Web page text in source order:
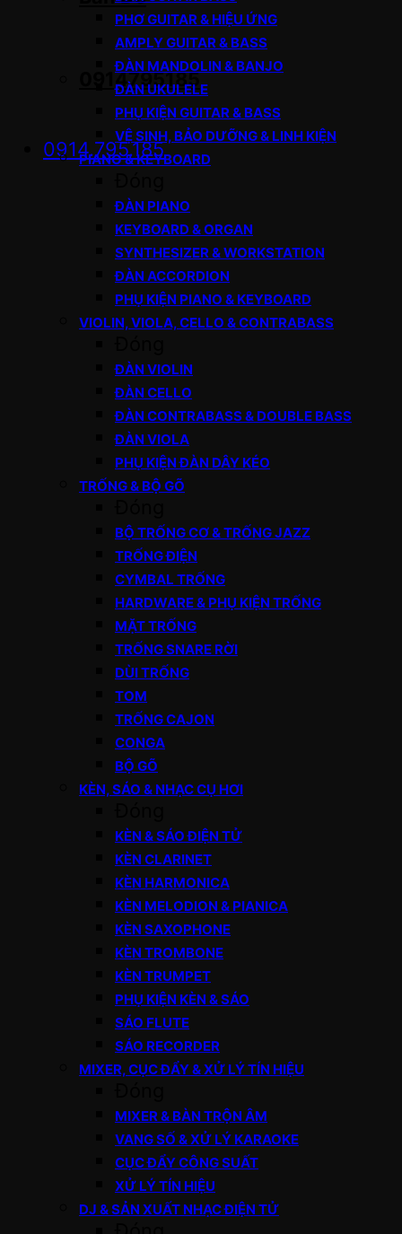
0914795185
0914.795.185
PHƠ GUITAR & HIỆU ỨNG
AMPLY GUITAR & BASS
ĐÀN MANDOLIN & BANJO
ĐÀN UKULELE
PHỤ KIỆN GUITAR & BASS
VỆ SINH, BẢO DƯỠNG & LINH KIỆN
PIANO & KEYBOARD
ĐÀN PIANO
KEYBOARD & ORGAN
SYNTHESIZER & WORKSTATION
ĐÀN ACCORDION
PHỤ KIỆN PIANO & KEYBOARD
VIOLIN, VIOLA, CELLO & CONTRABASS
ĐÀN VIOLIN
ĐÀN CELLO
ĐÀN CONTRABASS & DOUBLE BASS
ĐÀN VIOLA
PHỤ KIỆN ĐÀN DÂY KÉO
TRỐNG & BỘ GÕ
BỘ TRỐNG CƠ & TRỐNG JAZZ
TRỐNG ĐIỆN
CYMBAL TRỐNG
HARDWARE & PHỤ KIỆN TRỐNG
MẶT TRỐNG
TRỐNG SNARE RỜI
DÙI TRỐNG
TOM
TRỐNG CAJON
CONGA
BỘ GÕ
KÈN, SÁO & NHẠC CỤ HƠI
KÈN & SÁO ĐIỆN TỬ
KÈN CLARINET
KÈN HARMONICA
KÈN MELODION & PIANICA
KÈN SAXOPHONE
KÈN TROMBONE
KÈN TRUMPET
PHỤ KIỆN KÈN & SÁO
SÁO FLUTE
SÁO RECORDER
MIXER, CỤC ĐẨY & XỬ LÝ TÍN HIỆU
MIXER & BÀN TRỘN ÂM
VANG SỐ & XỬ LÝ KARAOKE
CỤC ĐẨY CÔNG SUẤT
XỬ LÝ TÍN HIỆU
DJ & SẢN XUẤT NHẠC ĐIỆN TỬ